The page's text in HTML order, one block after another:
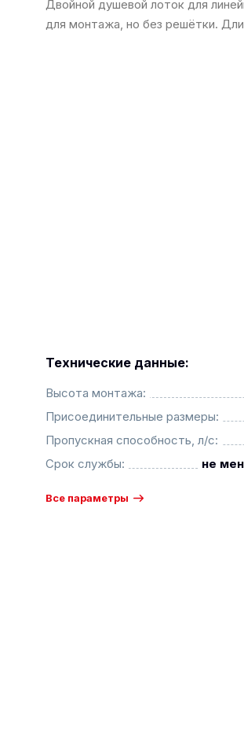
Двойной душевой лоток для
для монтажа, но без решётки.
Технические данные:
Высота монтажа:
Присоединительные размеры:
Пропускная способность, л/с:
Срок службы:
не
Все параметры